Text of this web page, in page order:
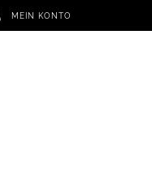
OVER €45
MEIN KONTO